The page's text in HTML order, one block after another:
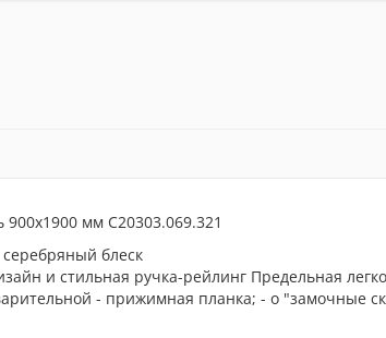
мм C20303.069.321
блеск
и стильная ручка-рейлинг Предельная
- прижимная планка; - o "замочные